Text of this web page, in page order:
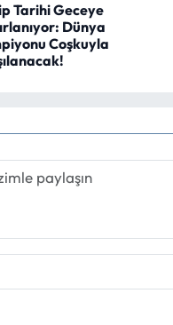
Tarihi Geceye
Dünya
Coşkuyla